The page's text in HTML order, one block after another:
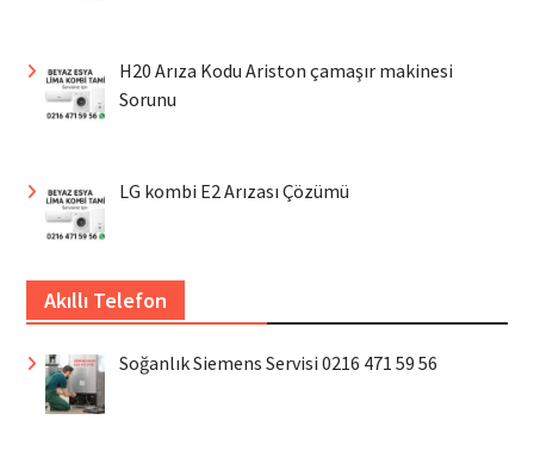
H20 Arıza Kodu Ariston çamaşır makinesi
Sorunu
LG kombi E2 Arızası Çözümü
Akıllı Telefon
Soğanlık Siemens Servisi 0216 471 59 56